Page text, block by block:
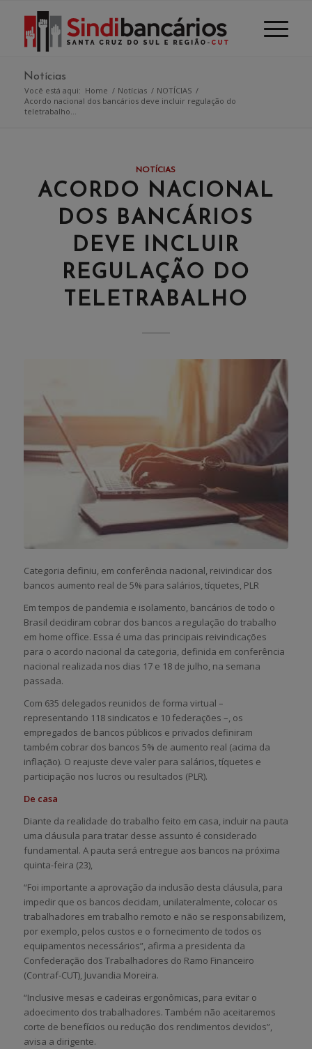
Notícias
Você está aqui: Home / Notícias / NOTÍCIAS /
Acordo nacional dos bancários deve incluir regulação do
teletrabalho...
NOTÍCIAS
ACORDO NACIONAL
DOS BANCÁRIOS
DEVE INCLUIR
REGULAÇÃO DO
TELETRABALHO
Categoria definiu, em conferência nacional, reivindicar dos
bancos aumento real de 5% para salários, tíquetes, PLR
Em tempos de pandemia e isolamento, bancários de todo o
Brasil decidiram cobrar dos bancos a regulação do trabalho
em home office. Essa é uma das principais reivindicações
para o acordo nacional da categoria, definida em conferência
nacional realizada nos dias 17 e 18 de julho, na semana
passada.
Com 635 delegados reunidos de forma virtual –
representando 118 sindicatos e 10 federações –, os
empregados de bancos públicos e privados definiram
também cobrar dos bancos 5% de aumento real (acima da
inflação). O reajuste deve valer para salários, tíquetes e
participação nos lucros ou resultados (PLR).
De casa
Diante da realidade do trabalho feito em casa, incluir na pauta
uma cláusula para tratar desse assunto é considerado
fundamental. A pauta será entregue aos bancos na próxima
quinta-feira (23),
“Foi importante a aprovação da inclusão desta cláusula, para
impedir que os bancos decidam, unilateralmente, colocar os
trabalhadores em trabalho remoto e não se responsabilizem,
por exemplo, pelos custos e o fornecimento de todos os
equipamentos necessários”, afirma a presidenta da
Confederação dos Trabalhadores do Ramo Financeiro
(Contraf-CUT), Juvandia Moreira.
“Inclusive mesas e cadeiras ergonômicas, para evitar o
adoecimento dos trabalhadores. Também não aceitaremos
corte de benefícios ou redução dos rendimentos devidos”,
avisa a dirigente.